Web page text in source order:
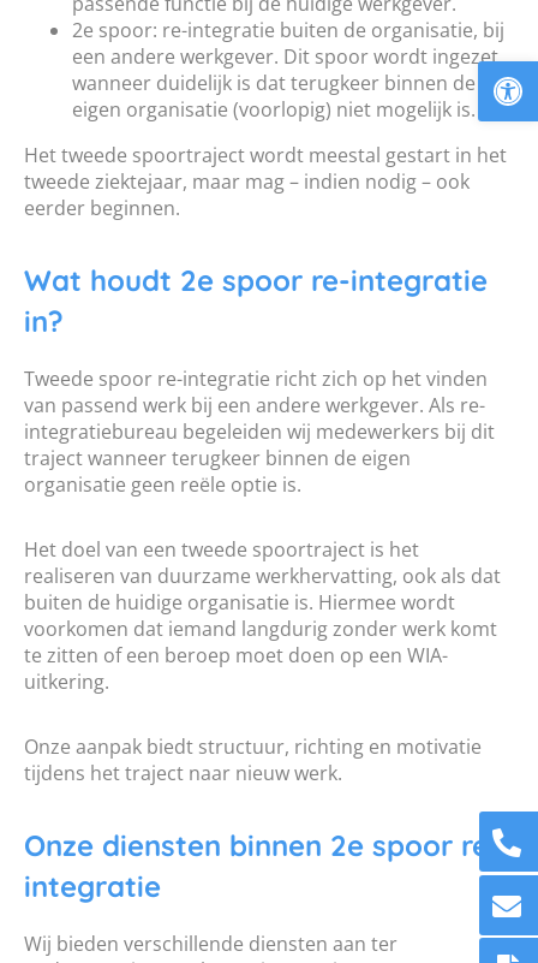
2e spoor: re-integratie buiten de organisatie, bij
een andere werkgever. Dit spoor wordt ingezet
wanneer duidelijk is dat terugkeer binnen de
eigen organisatie (voorlopig) niet mogelijk is.
Het tweede spoortraject wordt meestal gestart in het
tweede ziektejaar, maar mag – indien nodig – ook
eerder beginnen.
Wat houdt 2e spoor re-integratie
in?
Tweede spoor re-integratie richt zich op het vinden
van passend werk bij een andere werkgever. Als re-
integratiebureau begeleiden wij medewerkers bij dit
traject wanneer terugkeer binnen de eigen
organisatie geen reële optie is.
Het doel van een tweede spoortraject is het
realiseren van duurzame werkhervatting, ook als dat
buiten de huidige organisatie is. Hiermee wordt
voorkomen dat iemand langdurig zonder werk komt
te zitten of een beroep moet doen op een WIA-
uitkering.
Onze aanpak biedt structuur, richting en motivatie
tijdens het traject naar nieuw werk.
Onze diensten binnen 2e spoor re-
integratie
Wij bieden verschillende diensten aan ter